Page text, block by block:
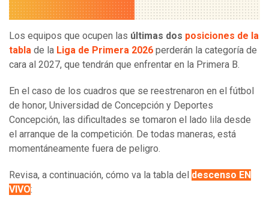
Los equipos que ocupen las últimas dos posiciones de la
tabla de la Liga de Primera 2026 perderán la categoría de
cara al 2027, que tendrán que enfrentar en la Primera B.
En el caso de los cuadros que se reestrenaron en el fútbol
de honor, Universidad de Concepción y Deportes
Concepción, las dificultades se tomaron el lado lila desde
el arranque de la competición. De todas maneras, está
momentáneamente fuera de peligro.
Revisa, a continuación, cómo va la tabla del descenso EN
VIVO: